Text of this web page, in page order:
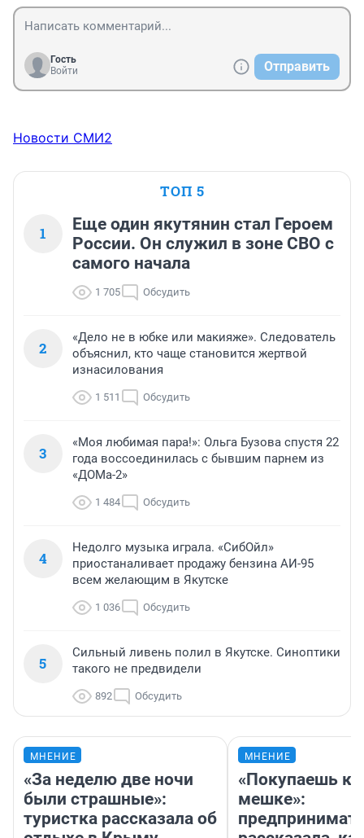
Гость
Войти
Отправить
Новости СМИ2
ТОП 5
1
Еще один якутянин стал Героем
России. Он служил в зоне СВО с
самого начала
1 705 Обсудить
2
«Дело не в юбке или макияже». Следователь
объяснил, кто чаще становится жертвой
изнасилования
1 511 Обсудить
3
«Моя любимая пара!»: Ольга Бузова спустя 22
года воссоединилась с бывшим парнем из
«ДОМа-2»
1 484 Обсудить
4
Недолго музыка играла. «СибОйл»
приостаналивает продажу бензина АИ-95
всем желающим в Якутске
1 036 Обсудить
5
Сильный ливень полил в Якутске. Синоптики
такого не предвидели
892 Обсудить
МНЕНИЕ
«За неделю две ночи
были страшные»:
туристка рассказала об
МНЕНИЕ
«Покупаешь
мешке»: